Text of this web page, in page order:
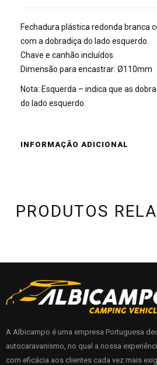
Fechadura plástica redonda branca
com a dobradiça do lado esquerdo.
Chave e canhão incluídos.
Dimensão para encastrar: Ø110mm
Nota: Esquerda – indica que as
do lado esquerdo.
INFORMAÇÃO ADICIONAL
PRODUTOS
A Albicampo é uma empresa Portuguesa
autocaravanismo, no qual a nossa
com eficácia aos clientes cada vez mais